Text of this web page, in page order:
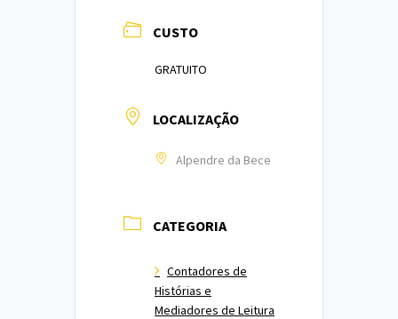
CUSTO
GRATUITO
LOCALIZAÇÃO
Alpendre da Bece
CATEGORIA
Contadores de
Histórias e
Mediadores de Leitura